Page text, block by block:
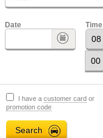
Date Time
I have a customer card or
promotion code